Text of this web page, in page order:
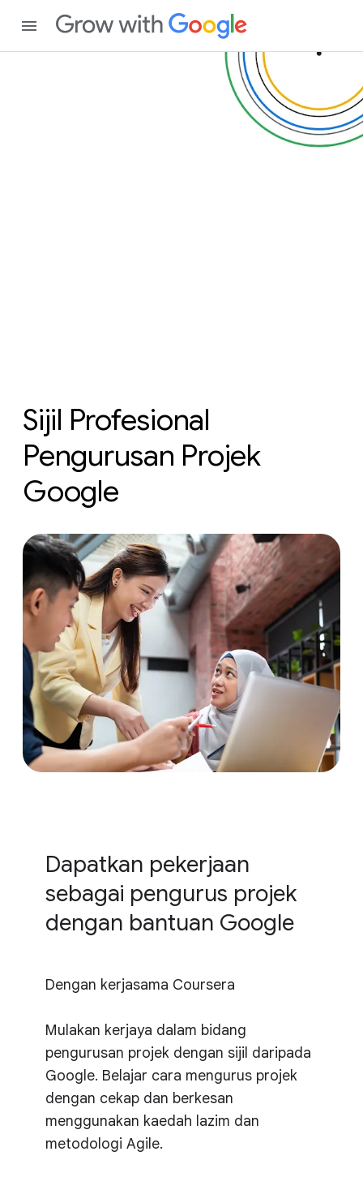
Sijil Profesional
Pengurusan Projek
Google
Dapatkan pekerjaan
sebagai pengurus projek
dengan bantuan Google
Dengan kerjasama Coursera
Mulakan kerjaya dalam bidang
pengurusan projek dengan sijil daripada
Google. Belajar cara mengurus projek
dengan cekap dan berkesan
menggunakan kaedah lazim dan
metodologi Agile.